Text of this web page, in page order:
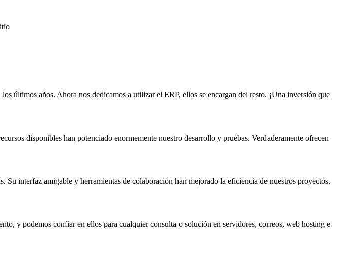
últimos años. Ahora nos dedicamos a utilizar el ERP, ellos se encargan del resto. ¡Una inversión que
disponibles han potenciado enormemente nuestro desarrollo y pruebas. Verdaderamente ofrecen
interfaz amigable y herramientas de colaboración han mejorado la eficiencia de nuestros proyectos.
y podemos confiar en ellos para cualquier consulta o solución en servidores, correos, web hosting e